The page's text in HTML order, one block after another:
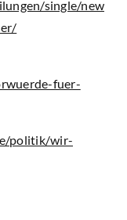
single/new
fuer-
politik/wir-